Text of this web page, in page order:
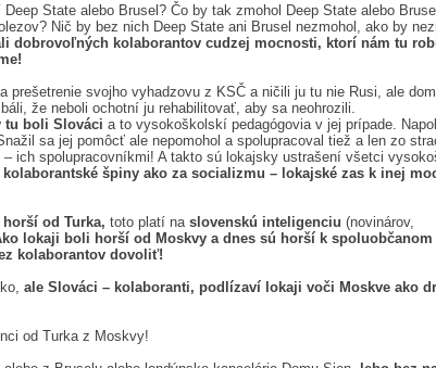
State alebo Brusel? Čo by tak zmohol Deep State alebo
Nič by bez nich Deep State ani Brusel nezmohol, ako by
dobrovoľných kolaborantov cudzej mocnosti, ktorí nám tu
prešetrenie svojho vyhadzovu z KSČ a ničili ju tu nie Rusi, ale
že neboli ochotní ju rehabilitovať, aby sa neohrozili.
tu boli Slováci a to vysokoškolskí pedagógovia v jej prípade.
sa jej pomôcť ale nepomohol a spolupracoval tiež a len zo
– ich spolupracovníkmi! A takto sú lokajsky ustrašení všetci
kolaborantské špiny ako za socializmu – lokajské zas k inej
horší od Turka, toto platí na slovenskú inteligenciu (novinárov,
lokaji boli horší od Moskvy a dnes sú horší k spoluobčanom
kolaborantov dovoliť!
ale Slováci – kolaboranti, podlízaví lokaji voči Moskve ako
od Turka z Moskvy!